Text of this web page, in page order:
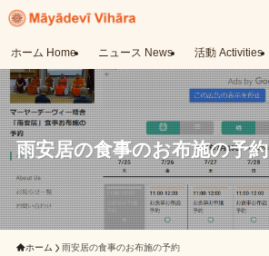
ホーム Home ニュース News 活動 Activities
雨安居の食事のお布施の予約
ホーム 雨安居の食事のお布施の予約